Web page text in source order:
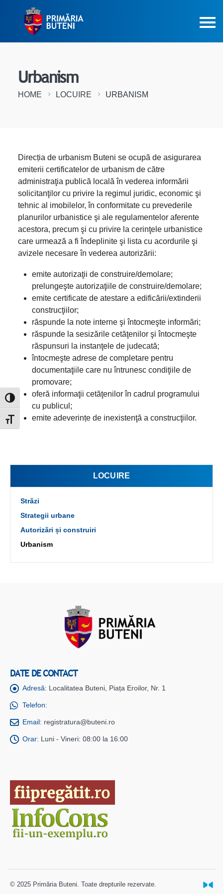
Toggle High Contrast
Toggle Font size
Urbanism
HOME LOCUIRE URBANISM
Direcția de urbanism Buteni se ocupă de asigurarea
emiterii certificatelor de urbanism de către
administraţia publică locală în vederea informării
solicitanţilor cu privire la regimul juridic, economic şi
tehnic al imobilelor, în conformitate cu prevederile
planurilor urbanistice şi ale regulamentelor aferente
acestora, precum şi cu privire la cerinţele urbanistice
care urmează a fi îndeplinite şi lista cu acordurile şi
avizele necesare în vederea autorizării:
emite autorizaţii de construire/demolare;
prelungeşte autorizaţiile de construire/demolare;
emite certificate de atestare a edificării/extinderii
construcţiilor;
răspunde la note interne şi întocmeşte informări;
răspunde la sesizările cetăţenilor şi întocmeşte
răspunsuri la instanţele de judecată;
întocmeşte adrese de completare pentru
documentaţiile care nu întrunesc condiţiile de
promovare;
oferă informaţii cetăţenilor în cadrul programului
cu publicul;
emite adeverințe de inexistenţă a construcţiilor.
LOCUIRE
Străzi
Strategii urbane
Autorizări și construiri
Urbanism
DATE DE CONTACT
Adresă: Localitatea Buteni, Piața Eroilor, Nr. 1
Telefon:
Email: registratura@buteni.ro
Orar: Luni - Vineri: 08:00 la 16:00
© 2025 Primăria Buteni. Toate drepturile rezervate.